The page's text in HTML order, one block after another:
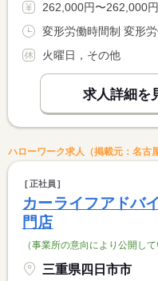
262,000円〜262,000円 ※フルタイム求人の場合
火曜日，その他
求人詳細を
ハローワーク求人（掲載元：名古
正社員
カーライフアドバ
門店
（事業所の意向により公開して
三重県四日市市